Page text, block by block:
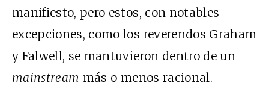
manifiesto, pero estos, con notables
excepciones, como los reverendos Graham
y Falwell, se mantuvieron dentro de un
mainstream más o menos racional.